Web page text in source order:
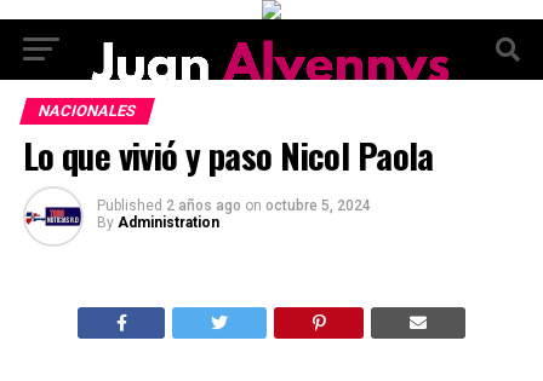
NACIONALES
Lo que vivió y paso Nicol Paola
Published 2 años ago on octubre 5, 2024
By Administration